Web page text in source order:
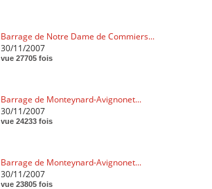
Barrage de Notre Dame de Commiers...
30/11/2007
vue 27705 fois
Barrage de Monteynard-Avignonet...
30/11/2007
vue 24233 fois
Barrage de Monteynard-Avignonet...
30/11/2007
vue 23805 fois